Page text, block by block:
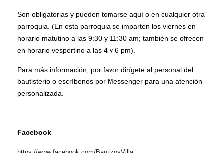
Son obligatorias y pueden tomarse aquí o en cualquier otra
parroquia. (En esta parroquia se imparten los viernes en
horario matutino a las 9:30 y 11:30 am; también se ofrecen
en horario vespertino a las 4 y 6 pm).
Para más información, por favor dirígete al personal del
bautisterio o escríbenos por Messenger para una atención
personalizada.
Facebook